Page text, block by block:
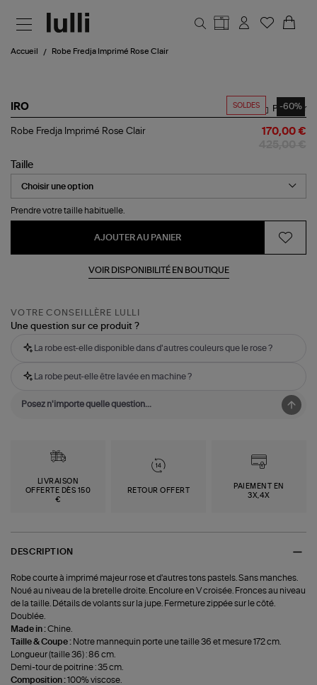
Accueil Robe Fredja Imprimé Rose Clair
SOLDES -60%
IRO
Robe
Rose
Clair
Partager
Robe Fredja Imprimé Rose Clair 170,00 €
Taille
Prendre votre taille habituelle.
AJOUTER AU PANIER
VOIR DISPONIBILITÉ EN BOUTIQUE
VOTRE CONSEILLÈRE LULLI
Une question sur ce produit ?
La robe est-elle disponible dans d'autres couleurs que le rose ?
La robe peut-elle être lavée en machine ?
LIVRAISON
OFFERTE DÈS 150
€
RETOUR OFFERT
PAIEMENT EN
3X,4X
DESCRIPTION
Robe courte à imprimé majeur rose et d'autres tons pastels. Sans manches.
Noué au niveau de la bretelle droite. Encolure en V croisée. Fronces au niveau
de la taille. Détails de volants sur la jupe. Fermeture zippée sur le côté.
Doublée.
Made in :Chine.
Taille & Coupe : Notre mannequin porte une taille 36 et mesure 172 cm.
Longueur (taille 36) : 86 cm.
Demi-tour de poitrine : 35 cm.
Composition :100% viscose.